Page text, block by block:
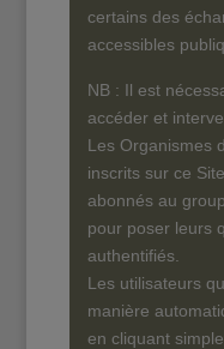
certains des
accessibles
NB : Il est
accéder et
Les Organismes
inscrits sur ce
abonnés au
pour poser leurs
authentifiés.
Les utilisateurs
manière
en cliquant